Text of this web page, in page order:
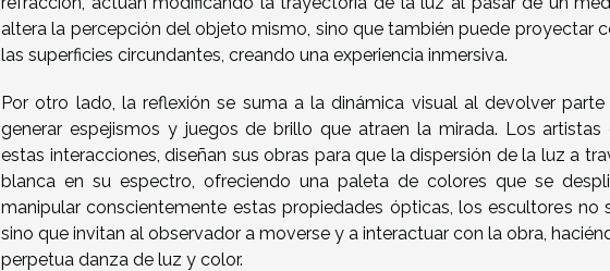
altera la percepción del objeto mismo, sino que también puede proyectar
las superficies circundantes, creando una experiencia inmersiva.
Por otro lado, la reflexión se suma a la dinámica visual al devolver
generar espejismos y juegos de brillo que atraen la mirada. Los
estas interacciones, diseñan sus obras para que la dispersión de la luz a
blanca en su espectro, ofreciendo una paleta de colores que se
manipular conscientemente estas propiedades ópticas, los escultores no
sino que invitan al observador a moverse y a interactuar con la obra,
perpetua danza de luz y color.